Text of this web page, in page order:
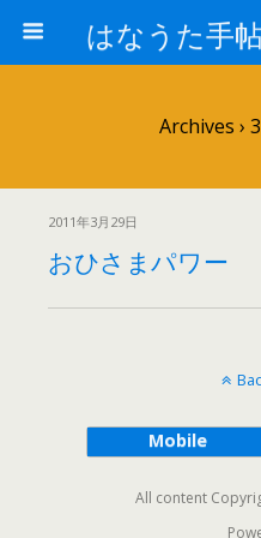
Archives ›
2011年3月29日
おひさまパワー
Mobile
All content